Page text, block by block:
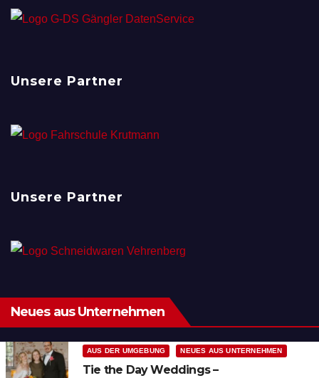
Unsere Partner
Unsere Partner
Neues aus Unternehmen
AUS DER UMGEBUNG NEUES AUS UNTERNEHMEN
Tie the Day Weddings –